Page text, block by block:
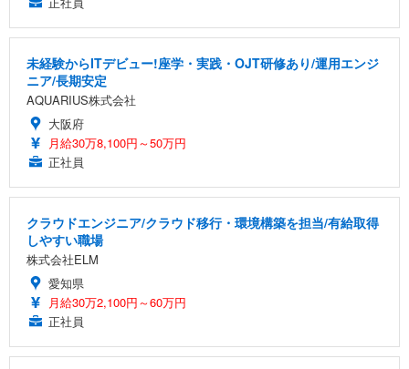
未経験からITデビュー!座学・実践・OJT研修あり/運用エンジ
ニア/長期安定
AQUARIUS株式会社
大阪府
月給30万8,100円～50万円
正社員
クラウドエンジニア/クラウド移行・環境構築を担当/有給取得
しやすい職場
株式会社ELM
愛知県
月給30万2,100円～60万円
正社員